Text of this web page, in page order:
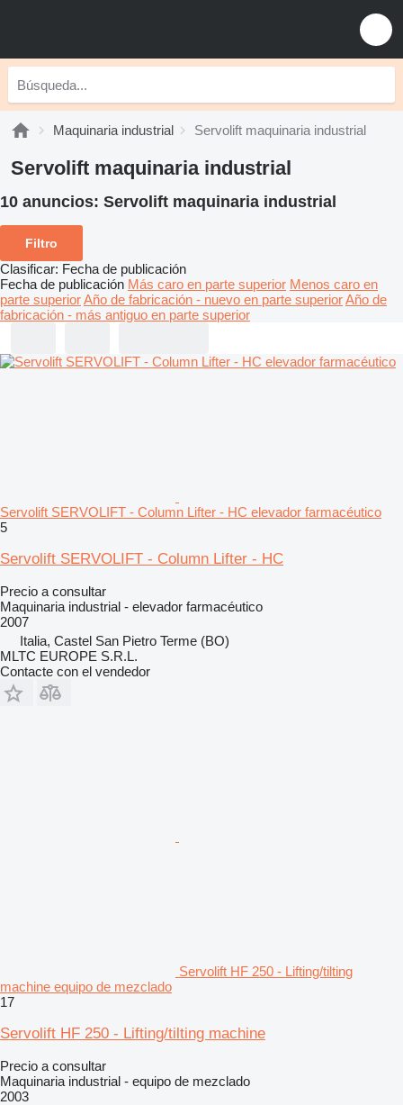
Maquinaria industrial Servolift maquinaria industrial
Servolift maquinaria industrial
10 anuncios: Servolift maquinaria industrial
Filtro
Clasificar: Fecha de publicación
Fecha de publicación Más caro en parte superior Menos caro en
parte superiorAño de fabricación - nuevo en parte superiorAño de
fabricación - más antiguo en parte superior
Servolift SERVOLIFT - Column Lifter - HC elevador farmacéutico
5
Servolift SERVOLIFT - Column Lifter - HC
Precio a consultar
Maquinaria industrial - elevador farmacéutico
2007
Italia, Castel San Pietro Terme (BO)
MLTC EUROPE S.R.L.
Contacte con el vendedor
Servolift HF 250 - Lifting/tilting
machine equipo de mezclado
17
Servolift HF 250 - Lifting/tilting machine
Precio a consultar
Maquinaria industrial - equipo de mezclado
2003